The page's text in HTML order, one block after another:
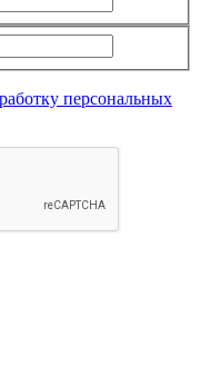
персональных